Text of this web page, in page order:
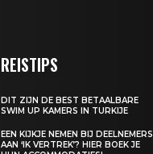
REISTIPS
DIT ZIJN DE BEST BETAALBARE
SWIM UP KAMERS IN TURKIJE
EEN KIJKJE NEMEN BIJ DEELNEMERS
AAN ‘IK VERTREK’? HIER BOEK JE